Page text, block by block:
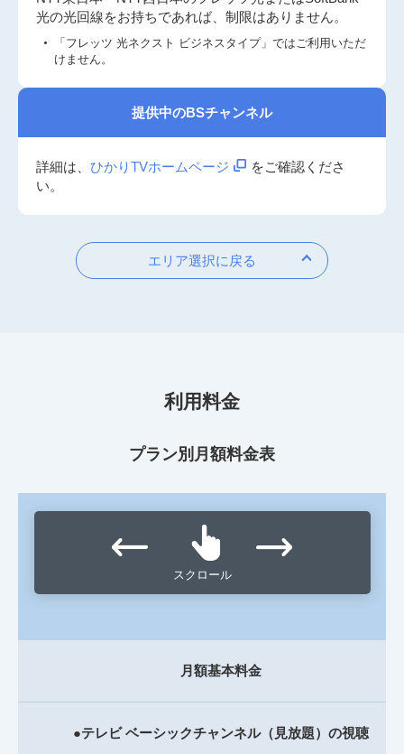
光の光回線をお持ちであれば、制限はありません。
「フレッツ 光ネクスト ビジネスタイプ」ではご利用いただ
けません。
提供中のBSチャンネル
詳細は、 ひかりTVホームページ
をご確認くださ
い。
エリア選択に戻る
利用料金
プラン別月額料金表
スクロール
月額基本料金
●テレビ ベーシックチャンネル（見放題）の視聴